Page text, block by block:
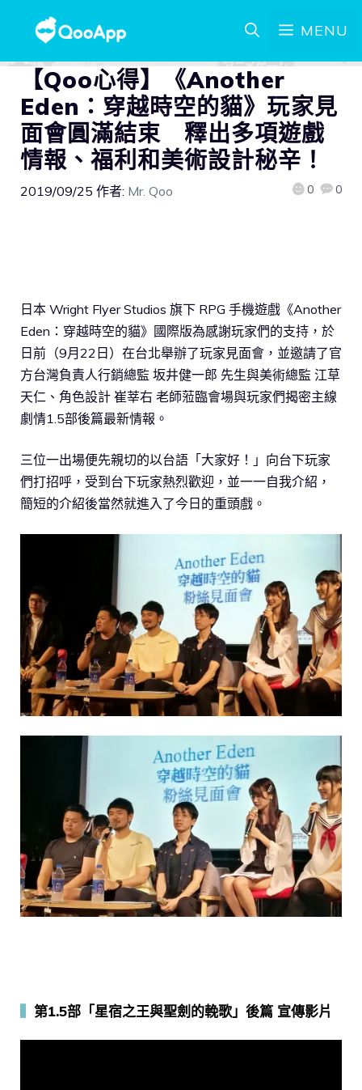
MENU
【Qoo心得】《Another
Eden：穿越時空的貓》玩家見
面會圓滿結束 釋出多項遊戲
情報、福利和美術設計秘辛！
2019/09/25 作者: Mr. Qoo 0 0
日本 Wright Flyer Studios 旗下 RPG 手機遊戲《Another
Eden：穿越時空的貓》國際版為感謝玩家們的支持，於
日前（9月22日）在台北舉辦了玩家見面會，並邀請了官
方台灣負責人行銷總監 坂井健一郎 先生與美術總監 江草
天仁、角色設計 崔莘右 老師蒞臨會場與玩家們揭密主線
劇情1.5部後篇最新情報。
三位一出場便先親切的以台語「大家好！」向台下玩家
們打招呼，受到台下玩家熱烈歡迎，並一一自我介紹，
簡短的介紹後當然就進入了今日的重頭戲。
第1.5部「星宿之王與聖劍的輓歌」後篇 宣傳影片